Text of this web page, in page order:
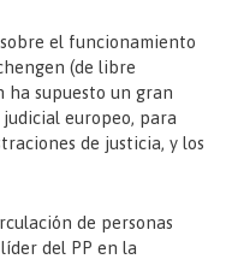
el funcionamiento
(de libre
ha supuesto un gran
europeo, para
de justicia, y los
de personas
del PP en la